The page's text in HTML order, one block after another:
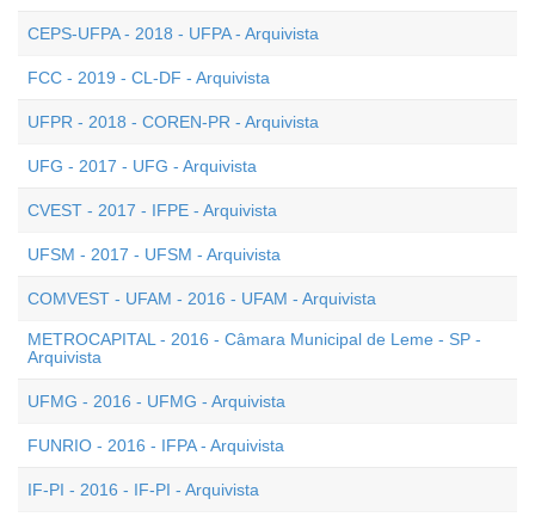
CEPS-UFPA - 2018 - UFPA - Arquivista
FCC - 2019 - CL-DF - Arquivista
UFPR - 2018 - COREN-PR - Arquivista
UFG - 2017 - UFG - Arquivista
CVEST - 2017 - IFPE - Arquivista
UFSM - 2017 - UFSM - Arquivista
COMVEST - UFAM - 2016 - UFAM - Arquivista
METROCAPITAL - 2016 - Câmara Municipal de Leme - SP -
Arquivista
UFMG - 2016 - UFMG - Arquivista
FUNRIO - 2016 - IFPA - Arquivista
IF-PI - 2016 - IF-PI - Arquivista